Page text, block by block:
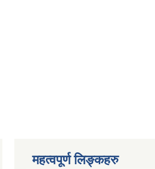
महत्वपूर्ण लिङ्कहरु